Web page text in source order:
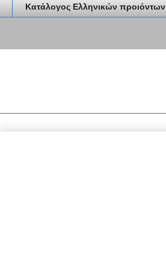
Κατάλογος Ελληνικών προιόντων